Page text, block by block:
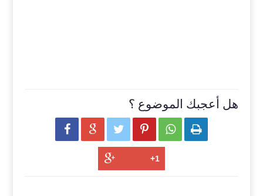
هل أعجبك الموضوع ؟
     